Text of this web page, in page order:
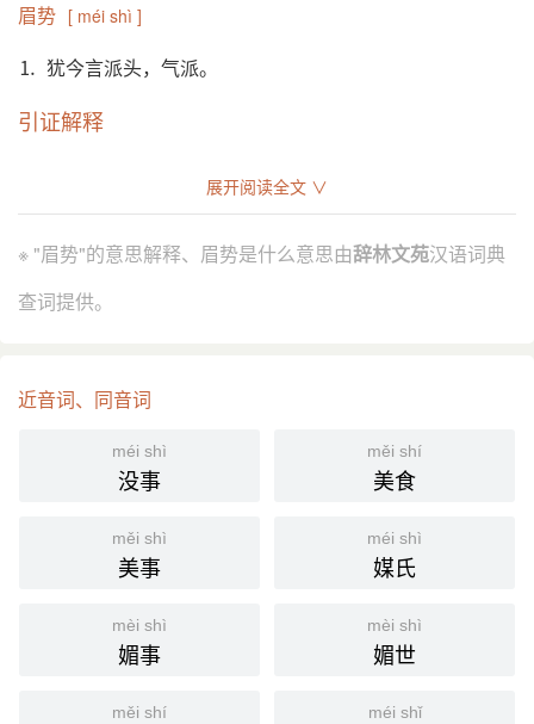
眉势 [ méi shì ]
⒈ 犹今言派头，气派。
引证解释
《宣和遗事》前集：“恰去的那箇人，也不是制置并安
元 杨梓 《霍光鬼谏》第二折：“谁待倚 唐丈 眉势威风
显，我则怕养闺女为官分福浅。”
眉势 [ méi shì ]
⒈ 一个人的来头、势力。
《大宋宣和遗事·亨集》：「恰去的那个人，也不是制
展开阅读全文 ∨
※ "眉势"的意思解释、眉势是什么意思由辞林文苑汉语词典
查词提供。
近音词、同音词
méi shì
没事
měi shí
美食
měi shì
美事
méi shì
媒氏
mèi shì
媚事
mèi shì
媚世
měi shí méi shǐ